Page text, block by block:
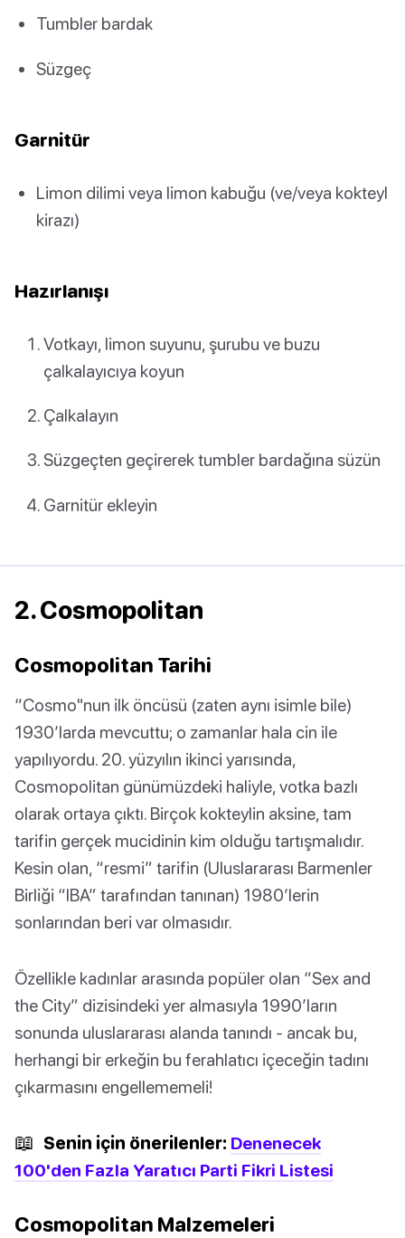
Tumbler bardak
Süzgeç
Garnitür
Limon dilimi veya limon kabuğu (ve/veya kokteyl
kirazı)
Hazırlanışı
Votkayı, limon suyunu, şurubu ve buzu
çalkalayıcıya koyun
Çalkalayın
Süzgeçten geçirerek tumbler bardağına süzün
Garnitür ekleyin
2. Cosmopolitan
Cosmopolitan Tarihi
“Cosmo"nun ilk öncüsü (zaten aynı isimle bile)
1930’larda mevcuttu; o zamanlar hala cin ile
yapılıyordu. 20. yüzyılın ikinci yarısında,
Cosmopolitan günümüzdeki haliyle, votka bazlı
olarak ortaya çıktı. Birçok kokteylin aksine, tam
tarifin gerçek mucidinin kim olduğu tartışmalıdır.
Kesin olan, “resmi” tarifin (Uluslararası Barmenler
Birliği “IBA” tarafından tanınan) 1980’lerin
sonlarından beri var olmasıdır.
Özellikle kadınlar arasında popüler olan “Sex and
the City” dizisindeki yer almasıyla 1990’ların
sonunda uluslararası alanda tanındı - ancak bu,
herhangi bir erkeğin bu ferahlatıcı içeceğin tadını
çıkarmasını engellememeli!
📖 Senin için önerilenler: Denenecek
100'den Fazla Yaratıcı Parti Fikri Listesi
Cosmopolitan Malzemeleri